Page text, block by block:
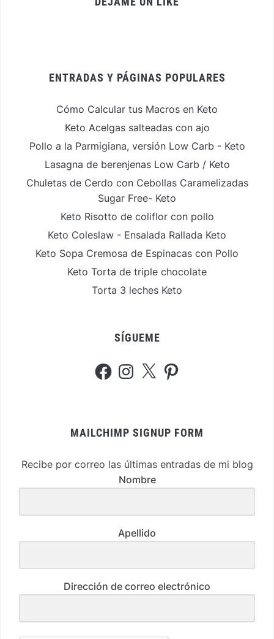
ENTRADAS Y PÁGINAS POPULARES
Cómo Calcular tus Macros en Keto
Keto Acelgas salteadas con ajo
Pollo a la Parmigiana, versión Low Carb - Keto
Lasagna de berenjenas Low Carb / Keto
Chuletas de Cerdo con Cebollas Caramelizadas
Sugar Free- Keto
Keto Risotto de coliflor con pollo
Keto Coleslaw - Ensalada Rallada Keto
Keto Sopa Cremosa de Espinacas con Pollo
Keto Torta de triple chocolate
Torta 3 leches Keto
SÍGUEME
FacebookInstagram
X Pinterest
MAILCHIMP SIGNUP FORM
Recibe por correo las últimas entradas de mi blog
Nombre
Apellido
Dirección de correo electrónico